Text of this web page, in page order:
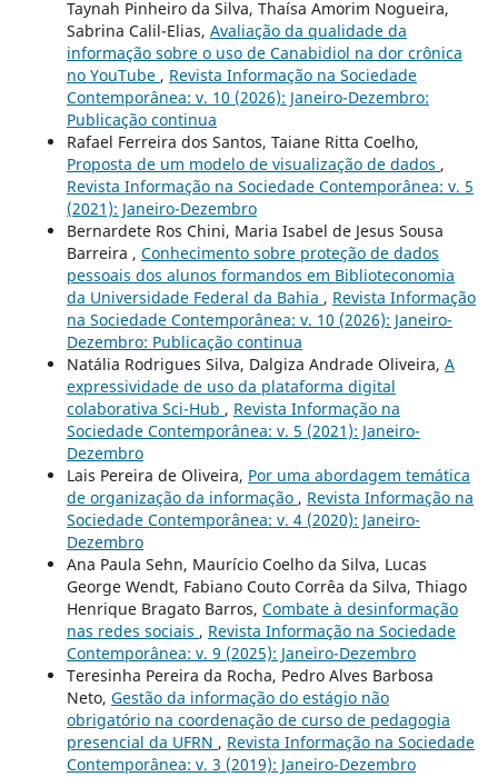
Taynah Pinheiro da Silva, Thaísa Amorim Nogueira,
Sabrina Calil-Elias, Avaliação da qualidade da
informação sobre o uso de Canabidiol na dor crônica
no YouTube , Revista Informação na Sociedade
Contemporânea: v. 10 (2026): Janeiro-Dezembro:
Publicação continua
Rafael Ferreira dos Santos, Taiane Ritta Coelho,
Proposta de um modelo de visualização de dados ,
Revista Informação na Sociedade Contemporânea: v. 5
(2021): Janeiro-Dezembro
Bernardete Ros Chini, Maria Isabel de Jesus Sousa
Barreira , Conhecimento sobre proteção de dados
pessoais dos alunos formandos em Biblioteconomia
da Universidade Federal da Bahia , Revista Informação
na Sociedade Contemporânea: v. 10 (2026): Janeiro-
Dezembro: Publicação continua
Natália Rodrigues Silva, Dalgiza Andrade Oliveira, A
expressividade de uso da plataforma digital
colaborativa Sci-Hub , Revista Informação na
Sociedade Contemporânea: v. 5 (2021): Janeiro-
Dezembro
Lais Pereira de Oliveira, Por uma abordagem temática
de organização da informação , Revista Informação na
Sociedade Contemporânea: v. 4 (2020): Janeiro-
Dezembro
Ana Paula Sehn, Maurício Coelho da Silva, Lucas
George Wendt, Fabiano Couto Corrêa da Silva, Thiago
Henrique Bragato Barros, Combate à desinformação
nas redes sociais , Revista Informação na Sociedade
Contemporânea: v. 9 (2025): Janeiro-Dezembro
Teresinha Pereira da Rocha, Pedro Alves Barbosa
Neto, Gestão da informação do estágio não
obrigatório na coordenação de curso de pedagogia
presencial da UFRN , Revista Informação na Sociedade
Contemporânea: v. 3 (2019): Janeiro-Dezembro